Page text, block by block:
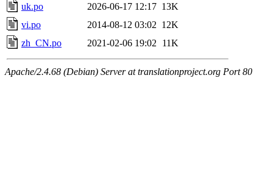
uk.po
2026-06-17 12:17 13K
vi.po
2014-08-12 03:02 12K
zh_CN.po
2021-02-06 19:02 11K
Apache/2.4.68 (Debian) Server at translationproject.org Port 80